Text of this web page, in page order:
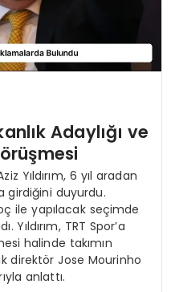
Adaylığı ve
Yıldırım, 6 yıl aradan
girdiğini duyurdu.
ile yapılacak seçimde
Yıldırım, TRT Spor’a
halinde takımın
direktör Jose Mourinho
anlattı.